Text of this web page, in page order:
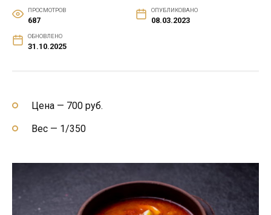
ПРОСМОТРОВ
687
ОПУБЛИКОВАНО
08.03.2023
ОБНОВЛЕНО
31.10.2025
Цена — 700 руб.
Вес — 1/350